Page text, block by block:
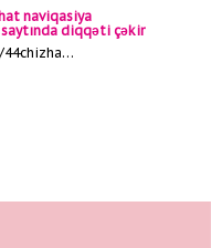
naviqasiya
diqqəti çəkir